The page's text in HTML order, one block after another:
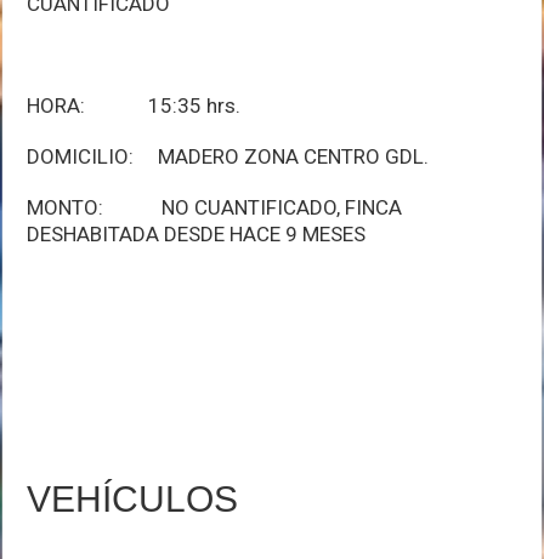
HORA: 15:35 hrs.
DOMICILIO: MADERO ZONA CENTRO GDL.
MONTO: NO CUANTIFICADO, FINCA
DESHABITADA DESDE HACE 9 MESES
VEHÍCULOS